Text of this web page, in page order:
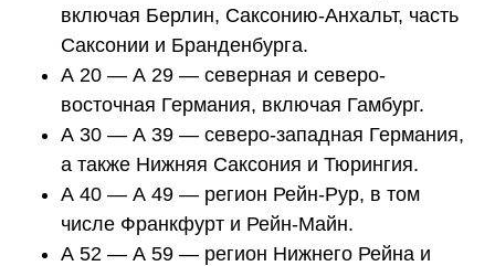
включая Берлин, Саксонию-Анхальт, часть
Саксонии и Бранденбурга.
А 20 — А 29 — северная и северо-
восточная Германия, включая Гамбург.
А 30 — А 39 — северо-западная Германия,
а также Нижняя Саксония и Тюрингия.
А 40 — А 49 — регион Рейн-Рур, в том
числе Франкфурт и Рейн-Майн.
А 52 — А 59 — регион Нижнего Рейна и